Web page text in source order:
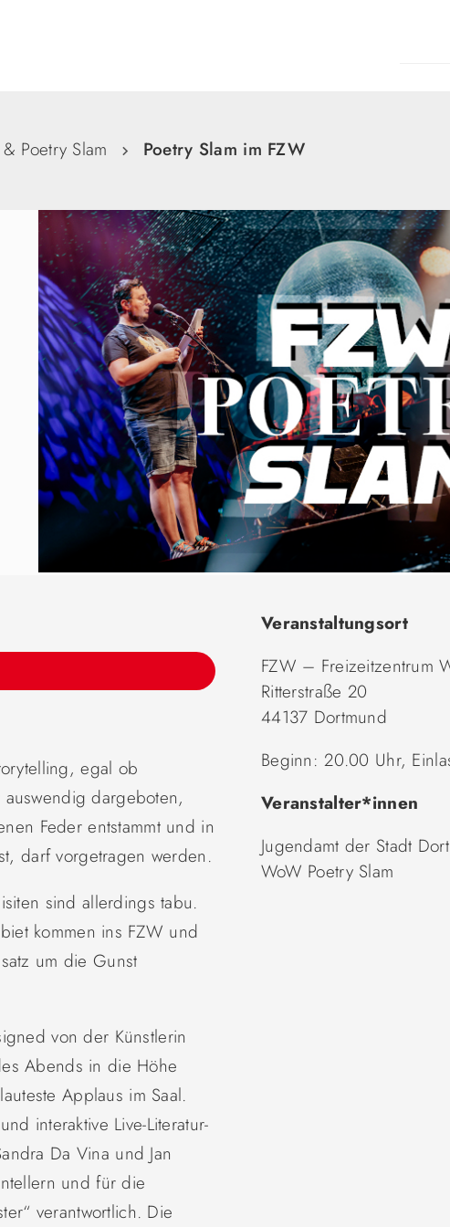
Poetry Slam Poetry Slam im FZW
egal ob
dargeboten,
Federentstammt und in
darf vorgetragen werden.
sind allerdings tabu.
kommen ins FZW und
um die Gunst
von der Künstlerin
Abends in die Höhe
Applaus im Saal.
interaktive Live-Literatur-
Da Vina und Jan
und für die
verantwortlich. Die
Veranstaltungsort
FZW – Freizeitzentrum
Ritterstraße 20
44137 Dortmund
Beginn: 20.00 Uhr,
Veranstalter*innen
Jugendamt der Stadt
WoW Poetry Slam